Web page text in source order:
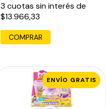
3 cuotas sin interés de
$13.966,33
ENVÍO GRATIS